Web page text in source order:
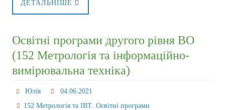
ДЕТАЛЬНІШЕ
Освітні програми другого рівня ВО
(152 Метрологія та інформаційно-
вимірювальна техніка)
Юлія
04.06.2021
152 Метрологія та ІВТ,Освітні програми